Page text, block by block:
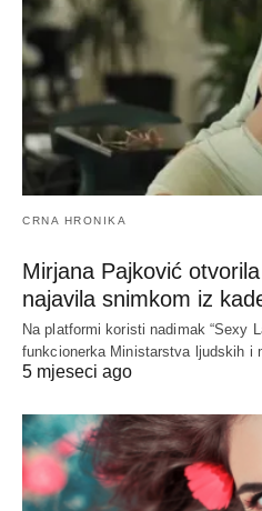
CRNA HRONIKA
Mirjana Pajković
najavila snimkom iz
Na platformi koristi nadimak “Sexy
funkcionerka Ministarstva ljudskih i
5 mjeseci ago